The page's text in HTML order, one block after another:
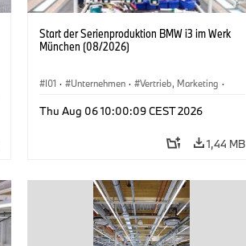
Start der Serienproduktion BMW i3 im Werk
München (08/2026)
I01 · Unternehmen · Vertrieb, Marketing ·
Thu Aug 06 10:00:09 CEST 2026
1,44 MB